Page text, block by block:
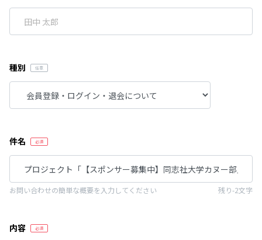
種別
件名
残り-2文字
お問い合わせの簡単な概要を入力してください
内容